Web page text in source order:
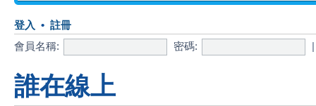
登入 • 註冊
會員名稱: 密碼:
誰在線上